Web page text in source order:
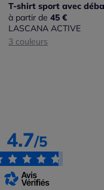
à partir de 45 €
LASCANA ACTIVE
3 couleurs
4.7/5